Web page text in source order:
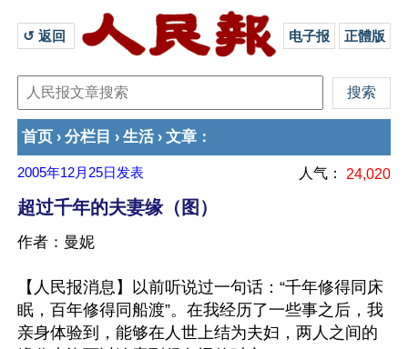
↺ 返回 电子报 正體版
首页 › 分栏目 › 生活 › 文章 ：
2005年12月25日 发表 人气： 24,020
超过千年的夫妻缘（图）
作者：曼妮
【人民报消息】以前听说过一句话：“千年修得同床
眠，百年修得同船渡”。在我经历了一些事之后，我
亲身体验到，能够在人世上结为夫妇，两人之间的